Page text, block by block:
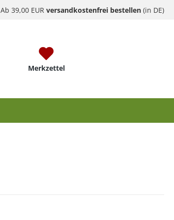
Ab 39,00 EURversandkostenfrei bestellen (in DE)
Merkzettel